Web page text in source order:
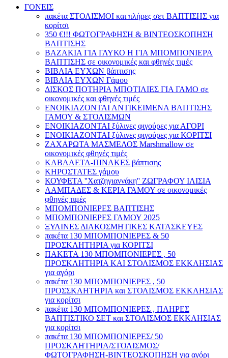
ΓΟΝΕΙΣ
πακέτα ΣΤΟΛΙΣΜΟΙ και πλήρες σετ ΒΑΠΤΙΣΗΣ για
κορίτσι
350 €!!! ΦΩΤΟΓΡΑΦΗΣΗ & ΒΙΝΤΕΟΣΚΟΠΗΣΗ
ΒΑΠΤΙΣΗΣ
ΒΑΖΑΚΙΑ ΓΙΑ ΓΛΥΚΟ Η ΓΙΑ ΜΠΟΜΠΟΝΙΕΡΑ
ΒΑΠΤΙΣΗΣ σε οικονομικές και φθηνές τιμές
ΒΙΒΛΙΑ ΕΥΧΩΝ βάπτισης
ΒΙΒΛΙΑ ΕΥΧΩΝ Γάμου
ΔΙΣΚΟΣ ΠΟΤΗΡΙΑ ΜΠΟΤΙΛΙΕΣ ΓΙΑ ΓΑΜΟ σε
οικονομικές και φθηνές τιμές
ΕΝΟΙΚΙΑΖΟΝΤΑΙ ΑΝΤΙΚΕΙΜΕΝΑ ΒΑΠΤΙΣΗΣ
ΓΑΜΟΥ & ΣΤΟΛΙΣΜΩΝ
ΕΝΟΙΚΙΑΖΟΝΤΑΙ ξύλινες φιγούρες για ΑΓΟΡΙ
ΕΝΟΙΚΙΑΖΟΝΤΑΙ ξύλινες φιγούρες για ΚΟΡΙΤΣΙ
ΖΑΧΑΡΩΤΑ ΜΑΣΜΕΛΟΣ Marshmallow σε
οικονομικές φθηνές τιμές
ΚΑΒΑΛΕΤΑ-ΠΙΝΑΚΕΣ βάπτισης
ΚΗΡΟΣΤΑΤΕΣ γάμου
ΚΟΥΦΕΤΑ ''Χατζηγιαννάκη'' ΖΩΓΡΑΦΟΥ ΙΛΙΣΙΑ
ΛΑΜΠΑΔΕΣ & ΚΕΡΙΑ ΓΑΜΟΥ σε οικονομικές
φθηνές τιμές
ΜΠΟΜΠΟΝΙΕΡΕΣ ΒΑΠΤΙΣΗΣ
ΜΠΟΜΠΟΝΙΕΡΕΣ ΓΑΜΟΥ 2025
ΞΥΛΙΝΕΣ ΔΙΑΚΟΣΜΗΤΙΚΕΣ ΚΑΤΑΣΚΕΥΕΣ
πακέτα 130 ΜΠΟΜΠΟΝΙΕΡΕΣ & 50
ΠΡΟΣΚΛΗΤΗΡΙΑ για ΚΟΡΙΤΣΙ
ΠΑΚΕΤΑ 130 ΜΠΟΜΠΟΝΙΕΡΕΣ , 50
ΠΡΟΣΚΛΗΤΗΡΙΑ ΚΑΙ ΣΤΟΛΙΣΜΟΣ ΕΚΚΛΗΣΙΑΣ
για αγόρι
πακέτα 130 ΜΠΟΜΠΟΝΙΕΡΕΣ , 50
ΠΡΟΣΣΚΛΗΤΗΡΙΑ και ΣΤΟΛΙΣΜΟΣ ΕΚΚΛΗΣΙΑΣ
για κορίτσι
πακέτα 130 ΜΠΟΜΠΟΝΙΕΡΕΣ , ΠΛΗΡΕΣ
ΒΑΠΤΙΣΤΙΚΟ ΣΕΤ και ΣΤΟΛΙΣΜΟΣ ΕΚΚΛΗΣΙΑΣ
για κορίτσι
πακέτα 130 ΜΠΟΜΠΟΝΙΕΡΕΣ/ 50
ΠΡΟΣΚΛΗΤΗΡΙΑ/ΣΤΟΛΙΣΜΟΣ/
ΦΩΤΟΓΡΑΦΗΣΗ-ΒΙΝΤΕΟΣΚΟΠΗΣΗ για αγόρι